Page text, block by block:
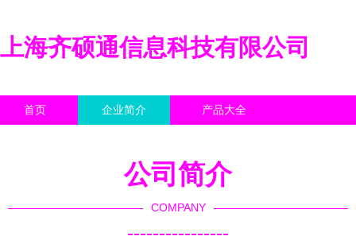
上海齐硕通信息科技有限公司
首页 企业简介 产品大全
公司简介
COMPANY
----------------